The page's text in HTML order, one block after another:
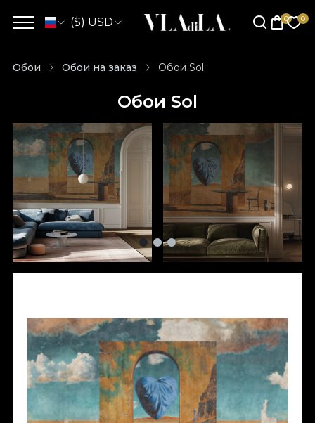
($) USD
Обои Обои на заказ Обои Sol
Обои Sol